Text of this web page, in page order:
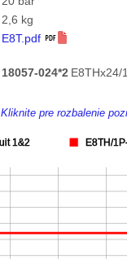
2,6 kg
E8T.pdf
18057-024*2 E8THx24/
Kliknite pre rozbalenie